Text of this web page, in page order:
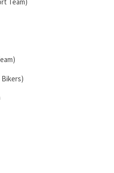
Bikers)